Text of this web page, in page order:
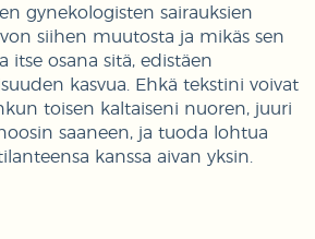
gynekologisten sairauksien
siihen muutosta ja mikäs sen
itse osana sitä, edistäen
kasvua. Ehkä tekstini voivat
toisen kaltaiseni nuoren, juuri
saaneen, ja tuoda lohtua
kanssa aivan yksin.